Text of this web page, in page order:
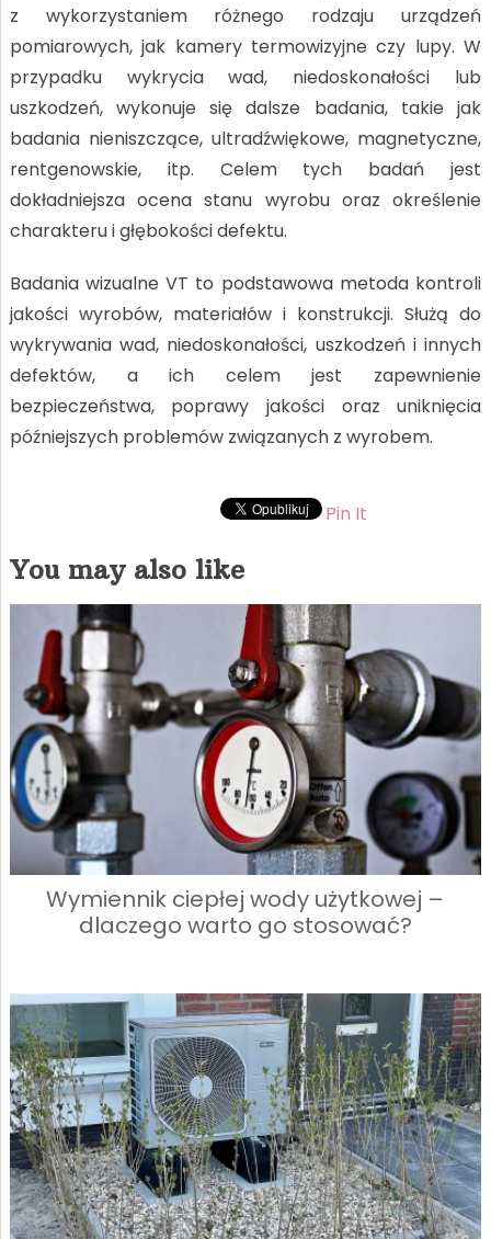
z wykorzystaniem różnego rodzaju urządzeń
pomiarowych, jak kamery termowizyjne czy lupy. W
przypadku wykrycia wad, niedoskonałości lub
uszkodzeń, wykonuje się dalsze badania, takie jak
badania nieniszczące, ultradźwiękowe, magnetyczne,
rentgenowskie, itp. Celem tych badań jest
dokładniejsza ocena stanu wyrobu oraz określenie
charakteru i głębokości defektu.
Badania wizualne VT to podstawowa metoda kontroli
jakości wyrobów, materiałów i konstrukcji. Służą do
wykrywania wad, niedoskonałości, uszkodzeń i innych
defektów, a ich celem jest zapewnienie
bezpieczeństwa, poprawy jakości oraz uniknięcia
późniejszych problemów związanych z wyrobem.
Pin It
You may also like
Wymiennik ciepłej wody użytkowej –
dlaczego warto go stosować?